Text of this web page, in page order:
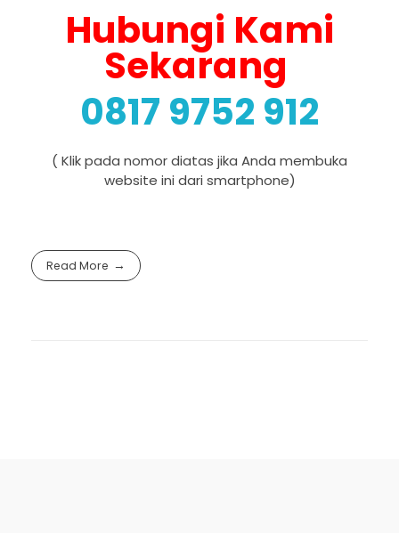
Hubungi Kami
Sekarang
0817 9752 912
( Klik pada nomor diatas jika Anda membuka
website ini dari smartphone)
Read More